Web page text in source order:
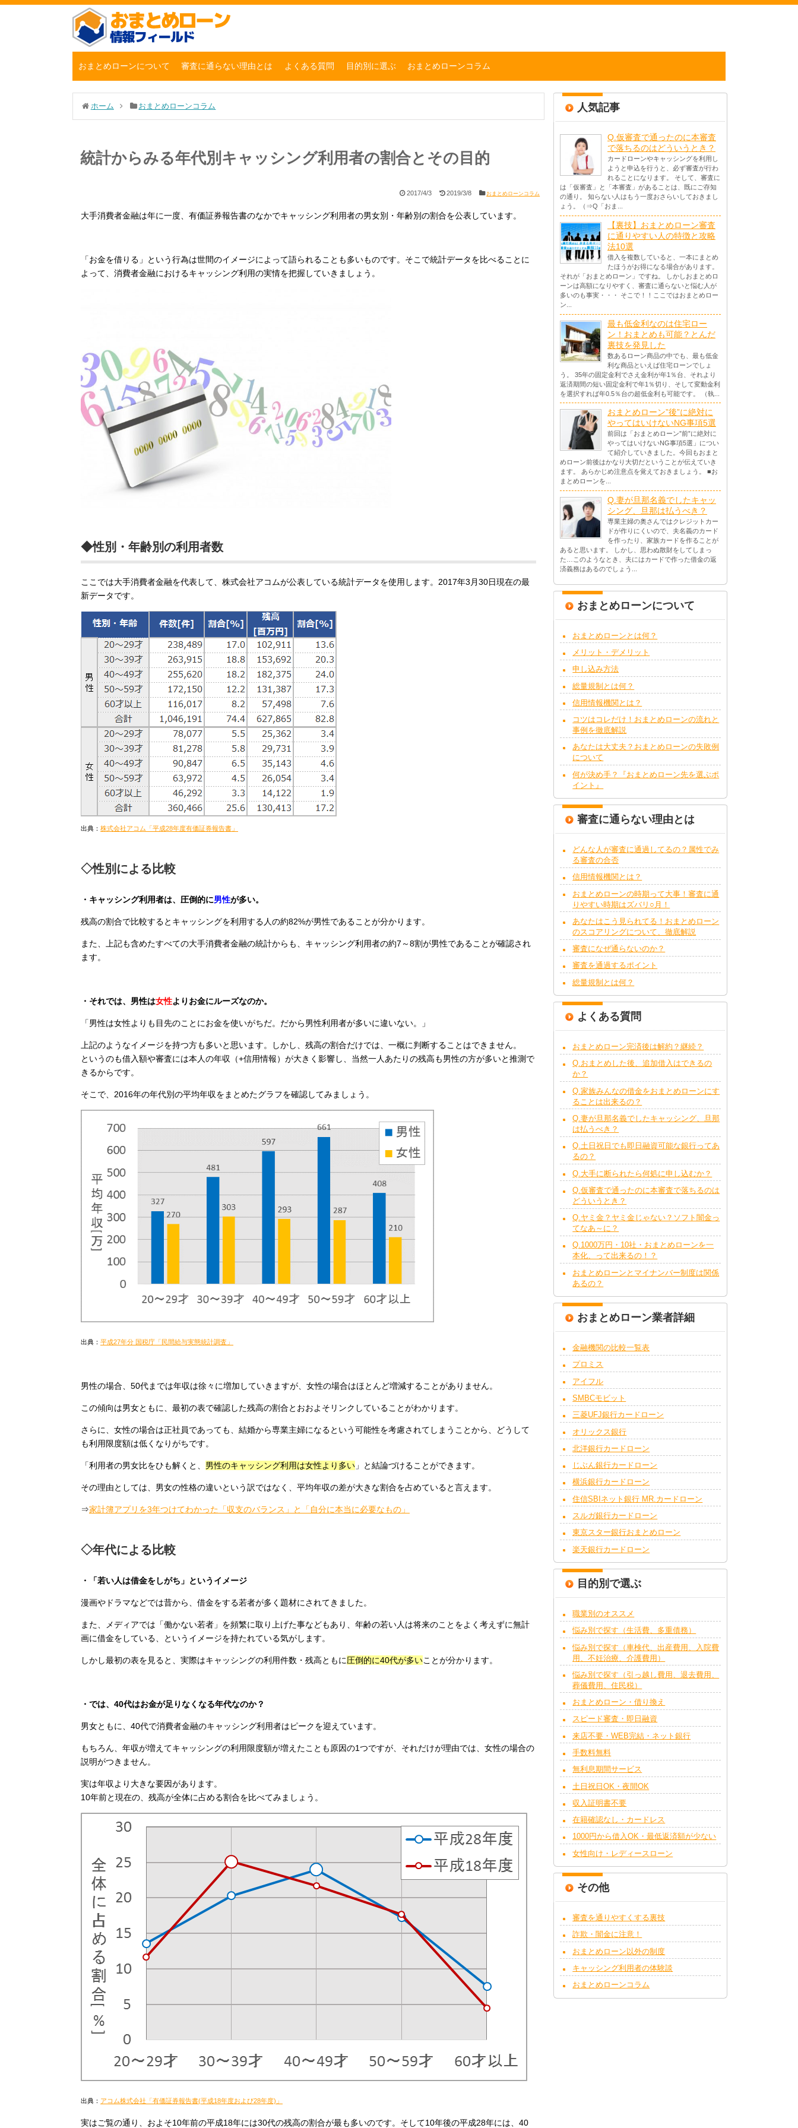
おまとめローンについて 審査に通らない理由とは よくある質問 目的別に選ぶ おまとめローンコラム
ホーム おまとめローンコラム
統計からみる年代別キャッシング利用者の割合とその目的
2017/4/3 2019/3/8 おまとめローンコラム
大手消費者金融は年に一度、有価証券報告書のなかでキャッシング利用者の男女別・年齢別の割合を公表しています。
「お金を借りる」という行為は世間のイメージによって語られることも多いものです。そこで統計データを比べることに
よって、消費者金融におけるキャッシング利用の実情を把握していきましょう。
◆性別・年齢別の利用者数
ここでは大手消費者金融を代表して、株式会社アコムが公表している統計データを使用します。2017年3月30日現在の最
新データです。
出典： 株式会社アコム「平成28年度有価証券報告書」
◇性別による比較
・キャッシング利用者は、圧倒的に男性が多い。
残高の割合で比較するとキャッシングを利用する人の約82%が男性であることが分かります。
また、上記も含めたすべての大手消費者金融の統計からも、キャッシング利用者の約7～8割が男性であることが確認され
ます。
・それでは、男性は女性よりお金にルーズなのか。
「男性は女性よりも目先のことにお金を使いがちだ。だから男性利用者が多いに違いない。」
上記のようなイメージを持つ方も多いと思います。しかし、残高の割合だけでは、一概に判断することはできません。
というのも借入額や審査には本人の年収（+信用情報）が大きく影響し、当然一人あたりの残高も男性の方が多いと推測で
きるからです。
そこで、2016年の年代別の平均年収をまとめたグラフを確認してみましょう。
出典： 平成27年分 国税庁「民間給与実態統計調査」
男性の場合、50代までは年収は徐々に増加していきますが、女性の場合はほとんど増減することがありません。
この傾向は男女ともに、最初の表で確認した残高の割合とおおよそリンクしていることがわかります。
さらに、女性の場合は正社員であっても、結婚から専業主婦になるという可能性を考慮されてしまうことから、どうして
も利用限度額は低くなりがちです。
「利用者の男女比をひも解くと、 男性のキャッシング利用は女性より多い 」と結論づけることができます。
その理由としては、男女の性格の違いという訳ではなく、平均年収の差が大きな割合を占めていると言えます。
⇒家計簿アプリを3年つけてわかった「収支のバランス」と「自分に本当に必要なもの」
◇年代による比較
・「若い人は借金をしがち」というイメージ
漫画やドラマなどでは昔から、借金をする若者が多く題材にされてきました。
また、メディアでは「働かない若者」を頻繁に取り上げた事などもあり、年齢の若い人は将来のことをよく考えずに無計
画に借金をしている、というイメージを持たれている気がします。
しかし最初の表を見ると、実際はキャッシングの利用件数・残高ともに圧倒的に40代が多いことが分かります。
・では、40代はお金が足りなくなる年代なのか？
男女ともに、40代で消費者金融のキャッシング利用者はピークを迎えています。
もちろん、年収が増えてキャッシングの利用限度額が増えたことも原因の1つですが、それだけが理由では、女性の場合の
説明がつきません。
実は年収より大きな要因があります。
10年前と現在の、残高が全体に占める割合を比べてみましょう。
出典： アコム株式会社「有価証券報告書(平成18年度および28年度)」
実はご覧の通り、およそ10年前の平成18年には30代の残高の割合が最も多いのです。そして10年後の平成28年には、40
人気記事
Q.仮審査で通ったのに本審査
で落ちるのはどういうとき？
カードローンやキャッシングを利用し
ようと申込を行うと、必ず審査が行わ
れることになります。 そして、審査に
は「仮審査」と「本審査」があることは、既にご存知
の通り。 知らない人はもう一度おさらいしておきまし
ょう。（⇒Q「おま...
【裏技】おまとめローン審査
に通りやすい人の特徴と攻略
法10選
借入を複数していると、一本にまとめ
たほうがお得になる場合があります。
それが「おまとめローン」ですね。 しかしおまとめロ
ーンは高額になりやすく、審査に通らないと悩む人が
多いのも事実・・・ そこで！！ここではおまとめロー
ン...
最も低金利なのは住宅ロー
ン！おまとめも可能？とんだ
裏技を発見した
数あるローン商品の中でも、最も低金
利な商品といえば住宅ローンでしょ
う。 35年の固定金利でさえ金利が年1％台、それより
返済期間の短い固定金利で年1％切り、そして変動金利
を選択すれば年0.5％台の超低金利も可能です。 （執...
おまとめローン”後”に絶対に
やってはいけないNG事項5選
前回は「おまとめローン”前”に絶対に
やってはいけないNG事項5選」につい
て紹介していきました。今回もおまと
めローン前後はかなり大切だということが伝えていき
ます。 あらかじめ注意点を覚えておきましょう。 ■お
まとめローンを...
Q.妻が旦那名義でしたキャッ
シング、旦那は払うべき？
専業主婦の奥さんではクレジットカー
ドが作りにくいので、夫名義のカード
を作ったり、家族カードを作ることが
あると思います。 しかし、思わぬ散財をしてしまっ
た…このようなとき、夫にはカードで作った借金の返
済義務はあるのでしょう...
おまとめローンについて
おまとめローンとは何？
メリット・デメリット
申し込み方法
総量規制とは何？
信用情報機関とは？
コツはコレだけ！おまとめローンの流れと
事例を徹底解説
あなたは大丈夫？おまとめローンの失敗例
について
何が決め手？『おまとめローン先を選ぶポ
イント』
審査に通らない理由とは
どんな人が審査に通過してるの？属性でみ
る審査の合否
信用情報機関とは？
おまとめローンの時期って大事！審査に通
りやすい時期はズバリ○月！
あなたはこう見られてる！おまとめローン
のスコアリングについて、徹底解説
審査になぜ通らないのか？
審査を通過するポイント
総量規制とは何？
よくある質問
おまとめローン完済後は解約？継続？
Q.おまとめした後、追加借入はできるの
か？
Q.家族みんなの借金をおまとめローンにす
ることは出来るの？
Q.妻が旦那名義でしたキャッシング、旦那
は払うべき？
Q.土日祝日でも即日融資可能な銀行ってあ
るの？
Q.大手に断られたら何処に申し込むか？
Q.仮審査で通ったのに本審査で落ちるのは
どういうとき？
Q.ヤミ金？ヤミ金じゃない？ソフト闇金っ
てなあ～に？
Q.1000万円・10社・おまとめローンを一
本化、って出来るの！？
おまとめローンとマイナンバー制度は関係
あるの？
おまとめローン業者詳細
金融機関の比較一覧表
プロミス
アイフル
SMBCモビット
三菱UFJ銀行カードローン
オリックス銀行
北洋銀行カードローン
じぶん銀行カードローン
横浜銀行カードローン
住信SBIネット銀行 MR.カードローン
スルガ銀行カードローン
東京スター銀行おまとめローン
楽天銀行カードローン
目的別で選ぶ
職業別のオススメ
悩み別で探す（生活費、多重債務）
悩み別で探す（車検代、出産費用、入院費
用、不妊治療、介護費用）
悩み別で探す（引っ越し費用、退去費用、
葬儀費用、住民税）
おまとめローン・借り換え
スピード審査・即日融資
来店不要・WEB完結・ネット銀行
手数料無料
無利息期間サービス
土日祝日OK・夜間OK
収入証明書不要
在籍確認なし・カードレス
1000円から借入OK・最低返済額が少ない
女性向け・レディースローン
その他
審査を通りやすくする裏技
詐欺・闇金に注意！
おまとめローン以外の制度
キャッシング利用者の体験談
おまとめローンコラム